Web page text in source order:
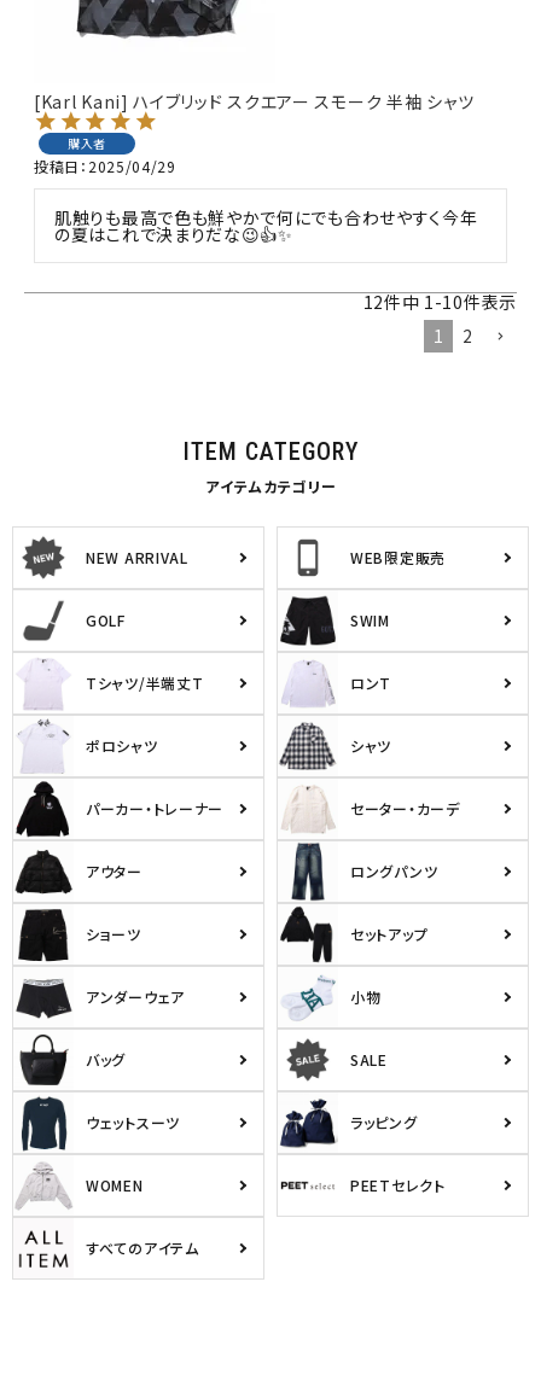
tune 絞り込んで検索する
[Karl Kani] ハイブリッド スクエアー スモーク 半袖 シャツ
購入者
投稿日 2025/04/29
肌触りも最高で色も鮮やかで何にでも合わせやすく今年
の夏はこれで決まりだな😉👍️✨
12件中 1-10件表示
1
2
ITEM CATEGORY
アイテムカテゴリー
NEW ARRIVAL WEB限定販売
GOLF SWIM
Tシャツ/半端丈T ロンT
ポロシャツ シャツ
パーカー・トレーナー セーター・カーデ
アウター ロングパンツ
ショーツ セットアップ
アンダーウェア 小物
バッグ SALE
ウェットスーツ ラッピング
WOMEN PEETセレクト
すべてのアイテム